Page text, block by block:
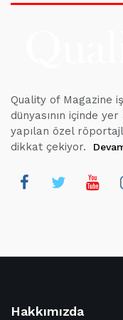
Quality of Magazine
dünyasının içinde
yapılan özel
dikkat çekiyor.
Hakkımızda